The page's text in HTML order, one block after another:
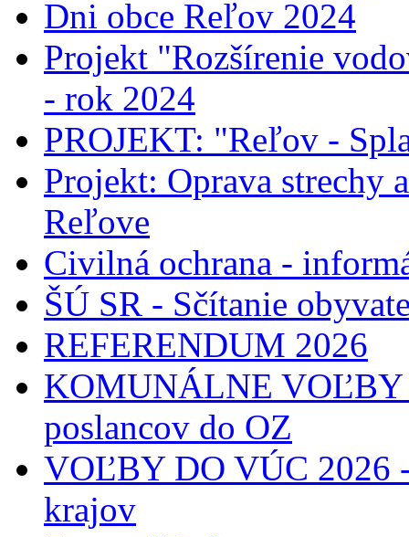
Dni obce Reľov 2024
Projekt "Rozšírenie
- rok 2024
PROJEKT: "Reľov -
Projekt: Oprava strechy
Reľove
Civilná ochrana -
ŠÚ SR - Sčítanie
REFERENDUM 2026
KOMUNÁLNE VOĽBY
poslancov do OZ
VOĽBY DO VÚC 2026
krajov